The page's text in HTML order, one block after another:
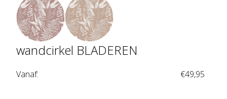
wandcirkel BLADEREN
Vanaf: €49,95